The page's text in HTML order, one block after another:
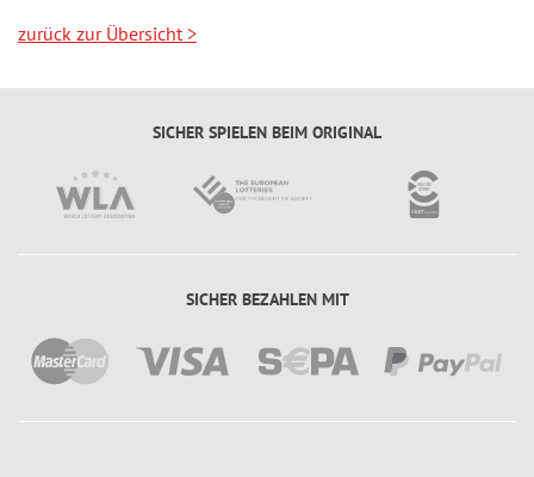
zurück zur Übersicht >
SICHER SPIELEN BEIM ORIGINAL
SICHER BEZAHLEN MIT